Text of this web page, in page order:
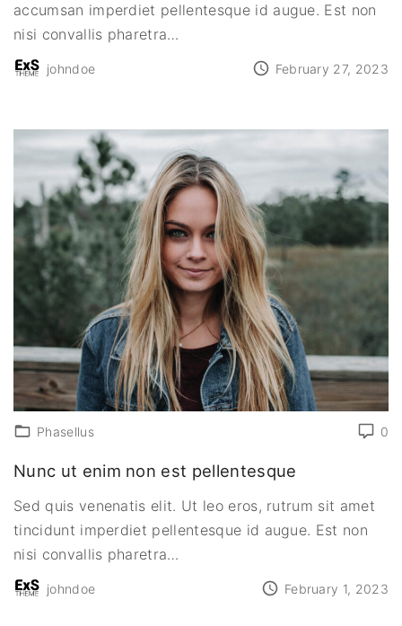
accumsan imperdiet pellentesque id augue. Est non
nisi convallis pharetra…
johndoe February 27, 2023
0
Phasellus
Nunc ut enim non est pellentesque
Sed quis venenatis elit. Ut leo eros, rutrum sit amet
tincidunt imperdiet pellentesque id augue. Est non
nisi convallis pharetra…
johndoe February 1, 2023